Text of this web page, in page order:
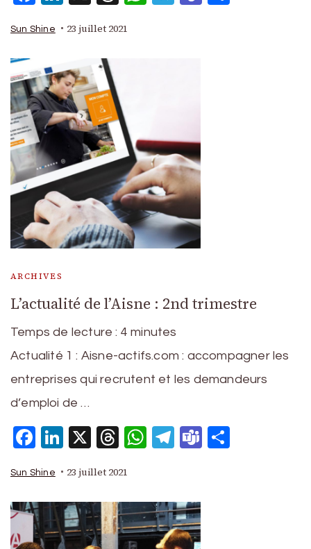
Sun Shine 23 juillet 2021
ARCHIVES
L’actualité de l’Aisne : 2nd trimestre
Temps de lecture : 4 minutes
Actualité 1 : Aisne-actifs.com : accompagner les
entreprises qui recrutent et les demandeurs
d’emploi de …
Facebook
LinkedIn
X Threads
WhatsApp
Telegram
Teams
Sun Shine 23 juillet 2021